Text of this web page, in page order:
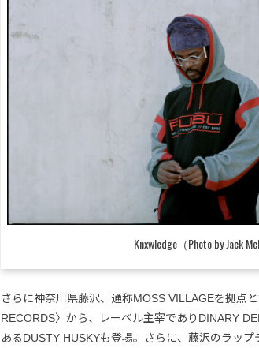
Knxwledge（Photo by Jack
さらに神奈川県藤沢、通称MOSS VILLAGEを拠点
RECORDS〉から、レーベル主宰でありDINARY
あるDUSTY HUSKYも登場。さらに、藤沢のラッ